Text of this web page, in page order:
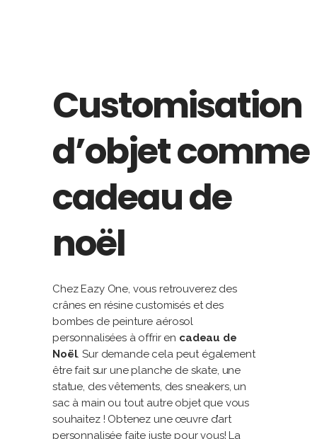
Customisation
d’objet comme
cadeau de
noël
Chez Eazy One, vous retrouverez des
crânes en résine customisés et des
bombes de peinture aérosol
personnalisées à offrir en cadeau de
Noël. Sur demande cela peut également
être fait sur une planche de skate, une
statue, des vêtements, des sneakers, un
sac à main ou tout autre objet que vous
souhaitez ! Obtenez une œuvre d’art
personnalisée faite juste pour vous! La